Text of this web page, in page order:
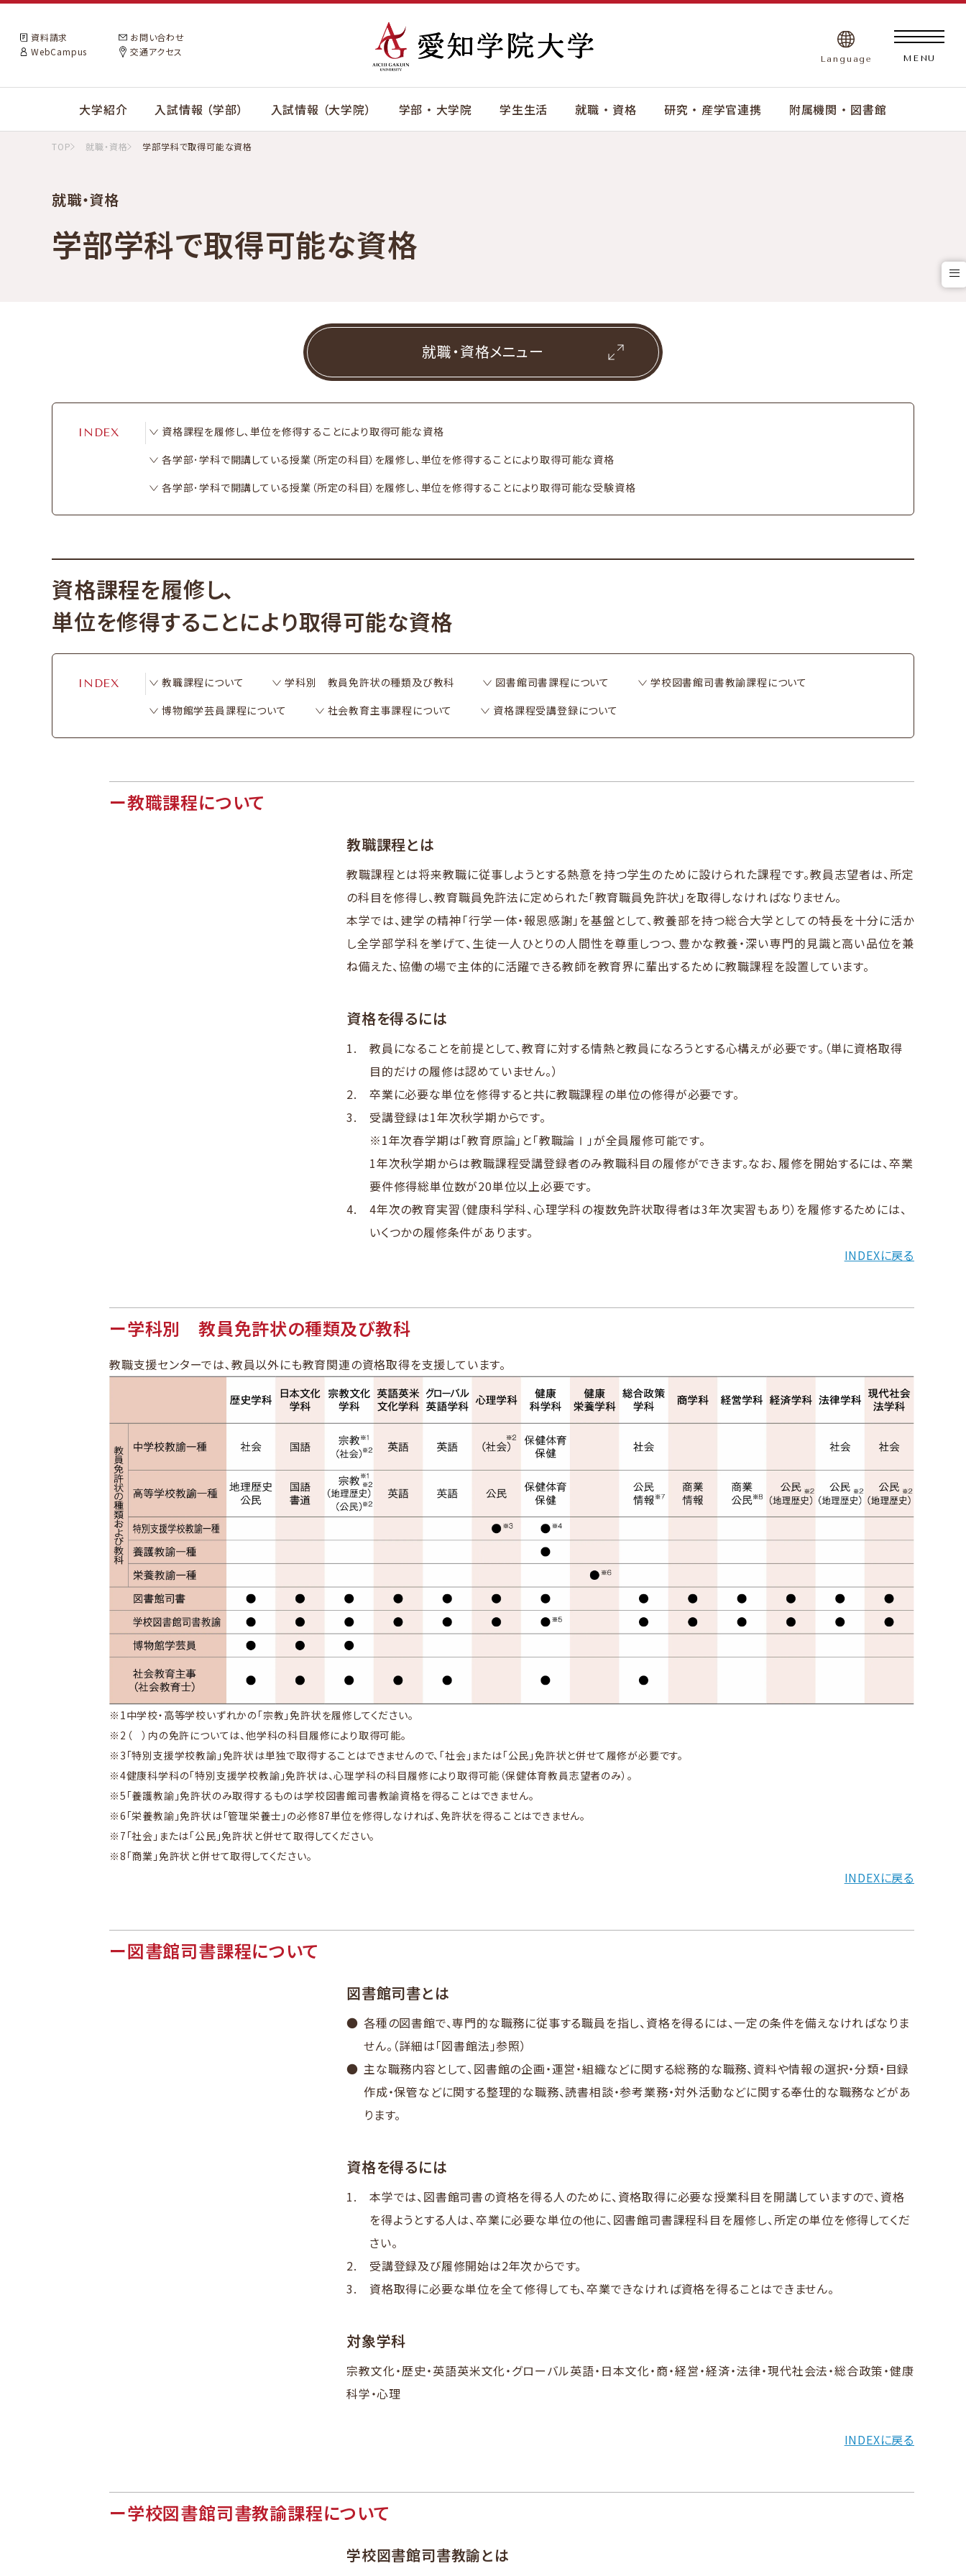
資料請求
お問い合わせ
WebCampus
交通アクセス
Language MENU
大学紹介 入試情報 （学部） 入試情報 （大学院） 学部 ・ 大学院 学生生活 就職 ・ 資格 研究 ・ 産学官連携 附属機関 ・ 図書館
就職・資格
学部学科で取得可能な資格
就職・資格メニュー
INDEX
資格課程を​履修し､単位を​修得する​ことに​より取得可能な資格
各学部​･学科で​開講している​授業​（所定の​科目）を​履修し､単位を​修得する​ことに​より取得可能な資格
各学部​･学科で​開講している​授業​（所定の​科目）を​履修し､単位を​修得する​ことにより取得可能な受験資格
資格課程を​履修し､
単位を​修得する​ことに​より取得可能な資格
INDEX 教職課程に​ついて 学科別 教員免許状の​種類及び教科 図書館司書課程に​ついて
学校図書館司書教諭課程に​ついて
博物館学芸員課程に​ついて
社会教育主事課程に​ついて 資格課程受講登録に​ついて
教職課程に​ついて
教職課程とは​
教職課程とは​将来教職に​従事しようとする​熱意を​持つ学生の​ために​設けられた​課程です。​教員志望者は、​所定
の​科目を​修得し、​教育職員免許法に​定められた​「教育職員免許状」を​取得しなければなりません。​
本学では、​建学の​精神​「行学一体​・報恩感謝」を​基盤と​して、​教養部を​持つ総合大学と​しての​特長を​十分に​活か
し全学部​学科を​挙げて、​生徒一人​ひとりの​人間性を​尊重しつつ、​豊かな​教養・深い​専門的見識と​高い​品位を​兼
ね備えた、​協働の​場で​主体的に​活躍できる​教師を​教育界に​輩出する​ために​教職課程を​設置しています。​
資格を​得るには​
教員に​なる​ことを​前提と​して、​教育に​対する​情熱と​教員になろうと​する​心構えが​必要です。​（単に​資格取得
目的だけの​履修は​認めていません。​）
卒業に​必要な​単位を​修得すると​共に​教職課程の​単位の​修得が​必要です。​
受講登録は1年次秋学期からです。
※1年次春学期は「教育原論」と「教職論Ⅰ」が全員履修可能です。
1年次秋学期からは教職課程受講登録者のみ教職科目の履修ができます。なお、履修を開始するには、卒業
要件修得総単位数が20単位以上必要です。
4年次の教育実習（健康科学科、心理学科の複数免許状取得者は3年次実習もあり）を履修するためには、
いくつかの履修条件があります。
INDEXに戻る
学科別教員免許状の​種類及び教科
教職支援センターでは､教員以外にも教育関連の資格取得を支援しています。
※1 中学校・高等学校いずれかの「宗教」免許状を履修してください。
※2 （ ）内の免許については、他学科の科目履修により取得可能。
※3 ｢特別支援学校教諭」免許状は単独で取得することはできませんので、「社会」または「公民」免許状と併せて履修が必要です。
※4健康科学科の「特別支援学校教諭」免許状は、心理学科の科目履修により取得可能（保健体育教員志望者のみ）。
※5 「養護教諭」免許状のみ取得するものは学校図書館司書教諭資格を得ることはできません。
※6 ｢栄養教諭」免許状は「管理栄養士」の必修87単位を修得しなければ、免許状を得ることはできません。
※7 ｢社会」または「公民」免許状と併せて取得してください。
※8 ｢商業」免許状と併せて取得してください。
INDEXに戻る
図書館司書課程に​ついて​
図書館司書とは​
各種の​図書館で、​専門的な​職務に​従事する​職員を​指し、​資格を​得るには、​一定の​条件を​備えなければなりま
せん。​（詳細は​「図書館法」​参照）​
主な​職務内容と​して、​図書館の​企画・運営・組織などに​関する​総務的な​職務、​資料や​情報の​選択・分類・目録
作成・保管などに​関する​整理的な​職務、​読書相談・参考業務・対外活動などに​関する​奉仕的な​職務などが​あ
ります。​
資格を​得るには
本学では、​図書館司書の​資格を​得る​人の​ために、​資格取得に​必要な​授業科目を​開講していますので、​資格
を​得ようとする​人は、​卒業に​必要な​単位の​他に、​図書館司書課程科目を​履修し、​所定の​単位を​修得してくだ
さい。​
受講登録及び履修開始は2年次からです。
資格取得に​必要な​単位を​全て​修得しても、​卒業できなければ​資格を​得る​ことは​できません。​
対象学科
宗教文化・歴史・英語英米文化・グローバル英語・​日本文化・商・経営・経済・法律・現代社会法・総合政策・健康
科学・心理
INDEXに戻る
学校図書館司書教諭課程について
学校図書館司書教諭とは​
TOP 就職・資格 学部学科で取得可能な資格